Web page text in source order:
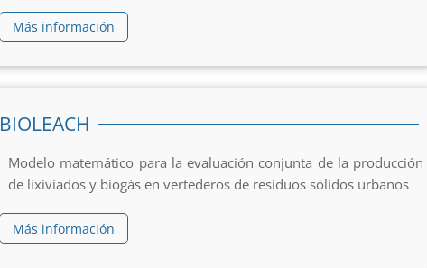
Más información
BIOLEACH
Modelo matemático para la evaluación conjunta de la producción
de lixiviados y biogás en vertederos de residuos sólidos urbanos
Más información